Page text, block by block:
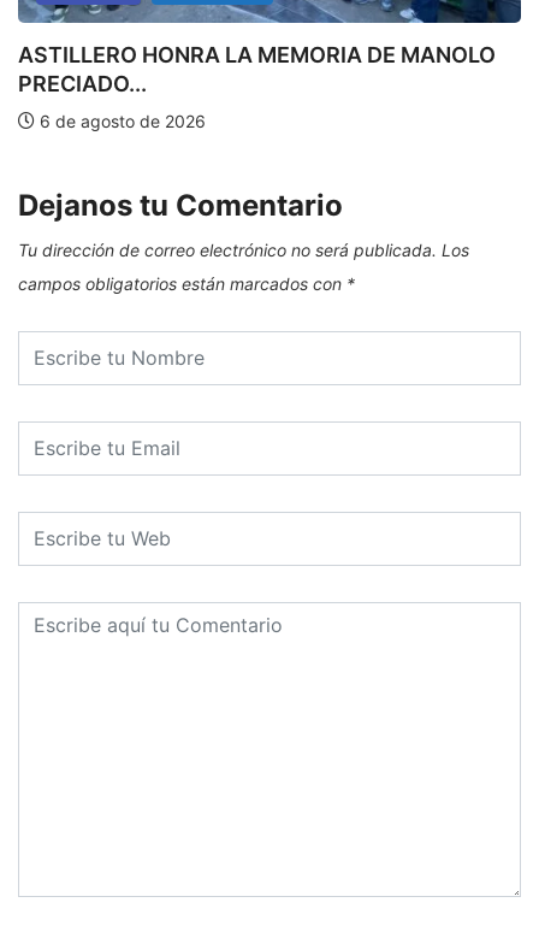
ASTILLERO HONRA LA MEMORIA DE MANOLO
PRECIADO...
6 de agosto de 2026
Dejanos tu Comentario
Tu dirección de correo electrónico no será publicada. Los
campos obligatorios están marcados con *